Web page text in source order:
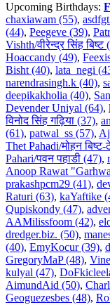
Upcoming Birthdays:
chaxiawam (55),
(44), Peegeve (39),
Vishth/वीरेन्द्र सिंह बिष्ट
Hoaccandy (49),
Bisht (40), lata_negi
narendrasingh.k (40),
deepikakholia (40),
Devender Uniyal (64),
विनोद सिंह गढ़िया (37),
(61), patwal_ss (57),
Thet Pahadi/मोहन
Pahari/पवन पहाडी (47),
Anoop Rawat
prakashpcm29 (41),
Raturi (63), kaYaftike
Qupiskondy (47),
AAMilissfoom (42),
dredger.biz. (50),
(40), EmyKocur (39),
GregoryMaP (48),
kulyal (47),
AimundAid (50),
Geoguezesbes (48),